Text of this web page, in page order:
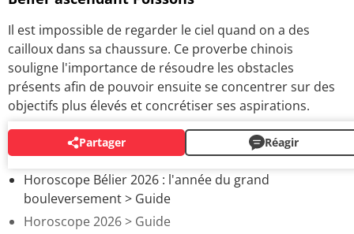
Il est impossible de regarder le ciel quand on a des
cailloux dans sa chaussure. Ce proverbe chinois
souligne l'importance de résoudre les obstacles
présents afin de pouvoir ensuite se concentrer sur des
objectifs plus élevés et concrétiser ses aspirations.
Partager Réagir
AUTOUR DU MÊME SUJET
Horoscope Bélier 2026 : l'année du grand
bouleversement> Guide
Horoscope 2026> Guide